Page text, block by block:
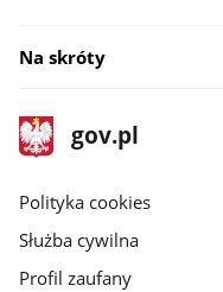
Na skróty
stopka
gov.pl
Strona
gov.pl
gov.pl
Polityka cookies
Służba cywilna
Profil zaufany